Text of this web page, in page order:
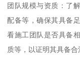
团队规模与资质：了
配备等，确保其具备
看施工团队是否具备
质等，以证明其具备合